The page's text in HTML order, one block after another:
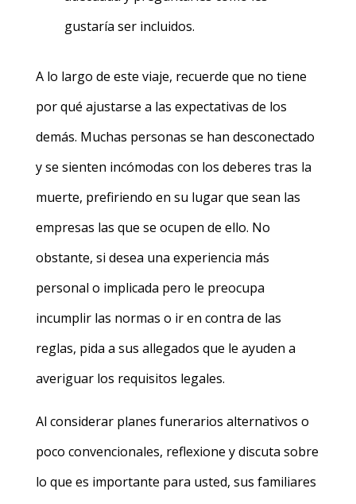
gustaría ser incluidos.
A lo largo de este viaje, recuerde que no tiene
por qué ajustarse a las expectativas de los
demás. Muchas personas se han desconectado
y se sienten incómodas con los deberes tras la
muerte, prefiriendo en su lugar que sean las
empresas las que se ocupen de ello. No
obstante, si desea una experiencia más
personal o implicada pero le preocupa
incumplir las normas o ir en contra de las
reglas, pida a sus allegados que le ayuden a
averiguar los requisitos legales.
Al considerar planes funerarios alternativos o
poco convencionales, reflexione y discuta sobre
lo que es importante para usted, sus familiares